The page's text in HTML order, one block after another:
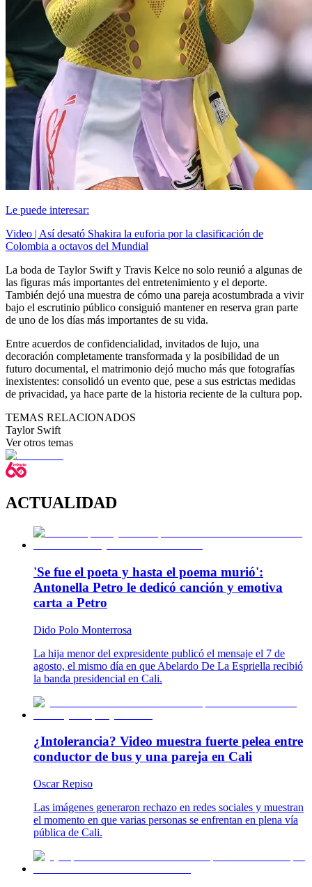
Le puede interesar:
Video | Así desató Shakira la euforia por la clasificación de
Colombia a octavos del Mundial
La boda de Taylor Swift y Travis Kelce no solo reunió a algunas de
las figuras más importantes del entretenimiento y el deporte.
También dejó una muestra de cómo una pareja acostumbrada a vivir
bajo el escrutinio público consiguió mantener en reserva gran parte
de uno de los días más importantes de su vida.
Entre acuerdos de confidencialidad, invitados de lujo, una
decoración completamente transformada y la posibilidad de un
futuro documental, el matrimonio dejó mucho más que fotografías
inexistentes: consolidó un evento que, pese a sus estrictas medidas
de privacidad, ya hace parte de la historia reciente de la cultura pop.
TEMAS RELACIONADOS
Taylor Swift
Ver otros temas
ACTUALIDAD
'Se fue el poeta y hasta el poema murió':
Antonella Petro le dedicó canción y emotiva
carta a Petro
Dido Polo Monterrosa
La hija menor del expresidente publicó el mensaje el 7 de
agosto, el mismo día en que Abelardo De La Espriella recibió
la banda presidencial en Cali.
¿Intolerancia? Video muestra fuerte pelea entre
conductor de bus y una pareja en Cali
Oscar Repiso
Las imágenes generaron rechazo en redes sociales y muestran
el momento en que varias personas se enfrentan en plena vía
pública de Cali.